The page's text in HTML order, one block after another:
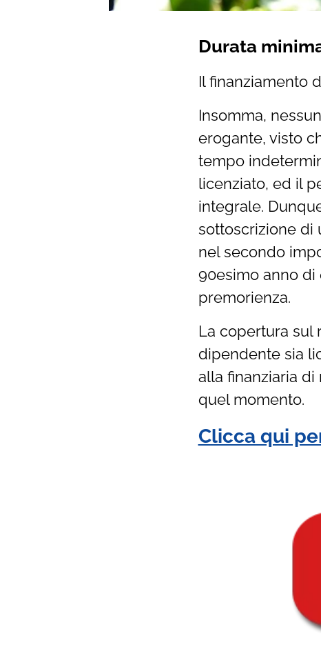
Durata
Il finanziamento
Insomma,
erogante, visto
tempo
licenziato, ed il
integrale.
sottoscrizione di
nel secondo
90esimo anno
premorienza.
La copertura sul
dipendente sia
alla finanziaria
quel momento.
Clicca qui